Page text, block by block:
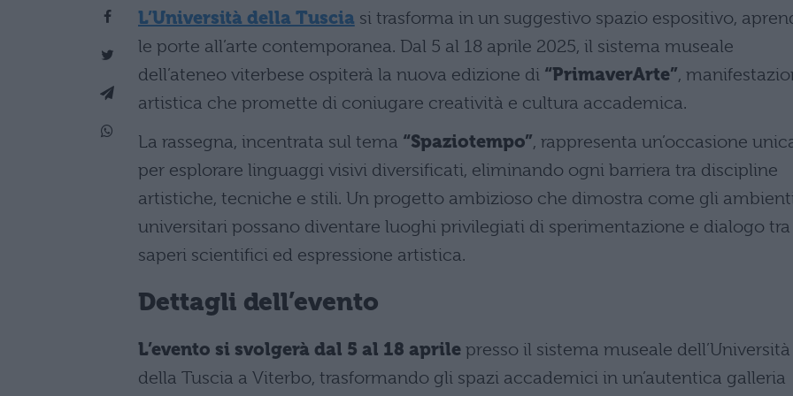
L’Università della Tuscia si trasforma in un suggestivo spazio espositivo,
le porte all’arte contemporanea. Dal 5 al 18 aprile 2025, il sistema museale
dell’ateneo viterbese ospiterà la nuova edizione di “PrimaverArte”,
artistica che promette di coniugare creatività e cultura accademica.
La rassegna, incentrata sul tema “Spaziotempo”, rappresenta un’occasione
per esplorare linguaggi visivi diversificati, eliminando ogni barriera tra discipline
artistiche, tecniche e stili. Un progetto ambizioso che dimostra come gli
universitari possano diventare luoghi privilegiati di sperimentazione e dialogo tra
saperi scientifici ed espressione artistica.
Dettagli dell’evento
L’evento si svolgerà dal 5 al 18 aprile presso il sistema museale dell’Università
della Tuscia a Viterbo, trasformando gli spazi accademici in un’autentica galleria